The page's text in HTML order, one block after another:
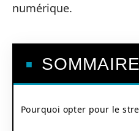
numérique.
SOMMAIRE
Pourquoi opter pour le